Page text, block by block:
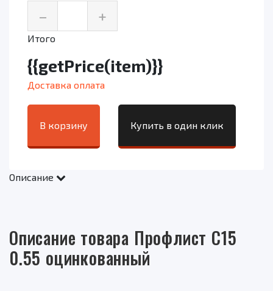
– +
Итого
{{getPrice(item)}}
Доставка оплата
В корзину Купить в один клик
Описание
Описание товара Профлист С15
0.55 оцинкованный